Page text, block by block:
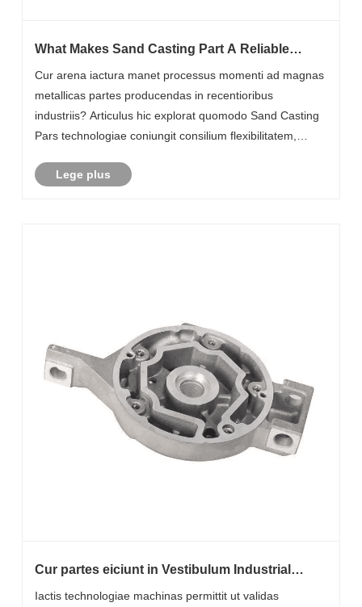
What Makes Sand Casting Part A Reliable
Cur arena iactura manet processus momenti ad magnas
metallicas partes producendas in recentioribus
industriis? Articulus hic explorat quomodo Sand Casting
Pars technologiae coniungit consilium flexibilitatem,
provocationes gravium armorum, system......
Lege plus
Cur partes eiciunt in Vestibulum Industrial
Iactis technologiae machinas permittit ut validas